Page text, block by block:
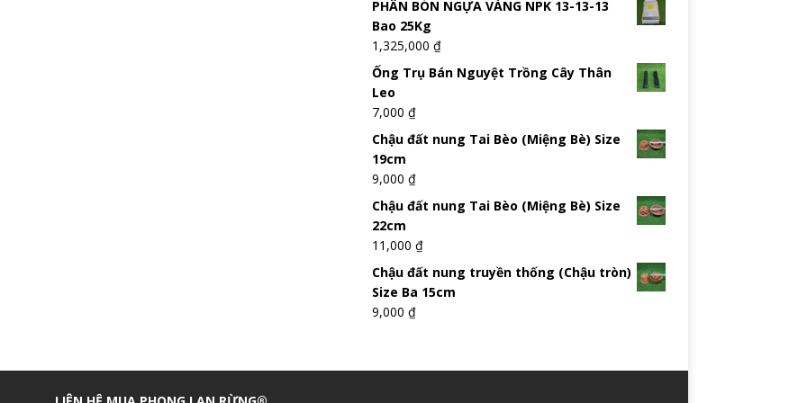
PHÂN BÓN NGỰA VÀNG NPK 13-13-13
Bao 25Kg
1,325,000 ₫
Ống Trụ Bán Nguyệt Trồng Cây Thân
Leo
7,000 ₫
Chậu đất nung Tai Bèo (Miệng Bè) Size
19cm
9,000 ₫
Chậu đất nung Tai Bèo (Miệng Bè) Size
22cm
11,000 ₫
Chậu đất nung truyền thống (Chậu tròn)
Size Ba 15cm
9,000 ₫